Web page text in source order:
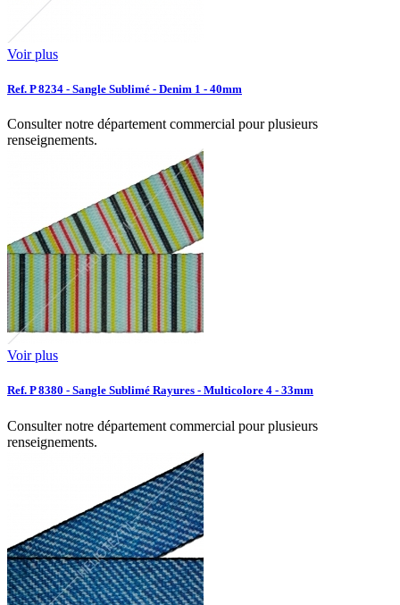
Voir plus
Ref. P 8234 - Sangle Sublimé - Denim 1 - 40mm
Consulter notre département commercial pour plusieurs
renseignements.
Voir plus
Ref. P 8380 - Sangle Sublimé Rayures - Multicolore 4 - 33mm
Consulter notre département commercial pour plusieurs
renseignements.